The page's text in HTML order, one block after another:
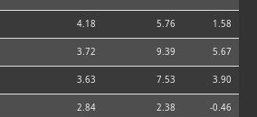
4.18 5.76 1.58
3.72 9.39 5.67
3.63 7.53 3.90
2.84 2.38 -0.46